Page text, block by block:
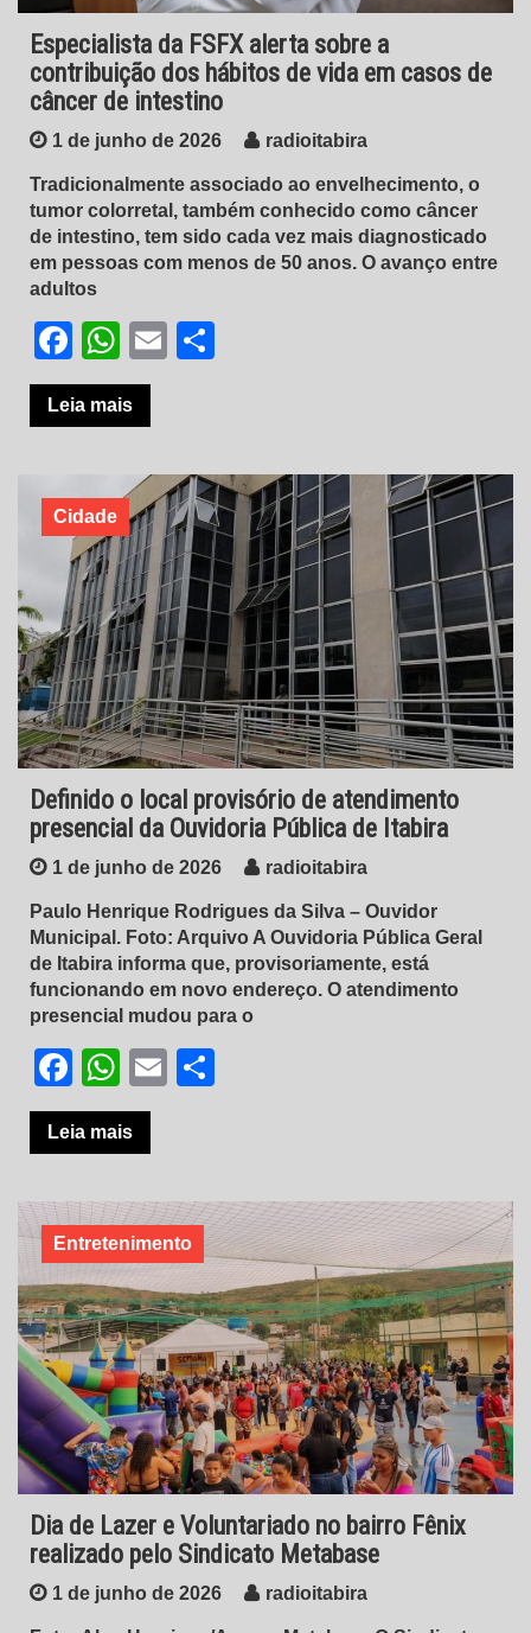
Especialista da FSFX alerta sobre a
contribuição dos hábitos de vida em casos de
câncer de intestino
1 de junho de 2026 radioitabira
Tradicionalmente associado ao envelhecimento, o
tumor colorretal, também conhecido como câncer
de intestino, tem sido cada vez mais diagnosticado
em pessoas com menos de 50 anos. O avanço entre
adultos
Facebook
WhatsApp
Email
Leia mais
Cidade
Definido o local provisório de atendimento
presencial da Ouvidoria Pública de Itabira
1 de junho de 2026 radioitabira
Paulo Henrique Rodrigues da Silva – Ouvidor
Municipal. Foto: Arquivo A Ouvidoria Pública Geral
de Itabira informa que, provisoriamente, está
funcionando em novo endereço. O atendimento
presencial mudou para o
Facebook
WhatsApp
Email
Leia mais
Entretenimento
Dia de Lazer e Voluntariado no bairro Fênix
realizado pelo Sindicato Metabase
1 de junho de 2026 radioitabira